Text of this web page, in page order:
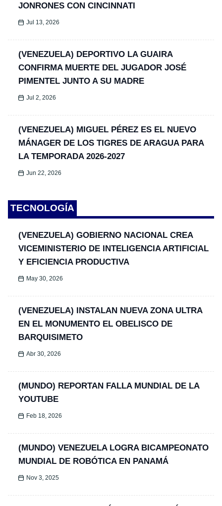
JONRONES CON CINCINNATI
Jul 13, 2026
(VENEZUELA) DEPORTIVO LA GUAIRA
CONFIRMA MUERTE DEL JUGADOR JOSÉ
PIMENTEL JUNTO A SU MADRE
Jul 2, 2026
(VENEZUELA) MIGUEL PÉREZ ES EL NUEVO
MÁNAGER DE LOS TIGRES DE ARAGUA PARA
LA TEMPORADA 2026-2027
Jun 22, 2026
TECNOLOGÍA
(VENEZUELA) GOBIERNO NACIONAL CREA
VICEMINISTERIO DE INTELIGENCIA ARTIFICIAL
Y EFICIENCIA PRODUCTIVA
May 30, 2026
(VENEZUELA) INSTALAN NUEVA ZONA ULTRA
EN EL MONUMENTO EL OBELISCO DE
BARQUISIMETO
Abr 30, 2026
(MUNDO) REPORTAN FALLA MUNDIAL DE LA
YOUTUBE
Feb 18, 2026
(MUNDO) VENEZUELA LOGRA BICAMPEONATO
MUNDIAL DE ROBÓTICA EN PANAMÁ
Nov 3, 2025